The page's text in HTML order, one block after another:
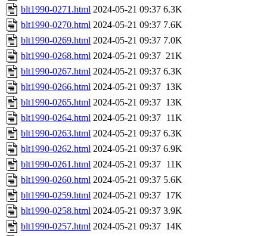
blt1990-0271.html 2024-05-21 09:37 6.3K
blt1990-0270.html 2024-05-21 09:37 7.6K
blt1990-0269.html 2024-05-21 09:37 7.0K
blt1990-0268.html 2024-05-21 09:37 21K
blt1990-0267.html 2024-05-21 09:37 6.3K
blt1990-0266.html 2024-05-21 09:37 13K
blt1990-0265.html 2024-05-21 09:37 13K
blt1990-0264.html 2024-05-21 09:37 11K
blt1990-0263.html 2024-05-21 09:37 6.3K
blt1990-0262.html 2024-05-21 09:37 6.9K
blt1990-0261.html 2024-05-21 09:37 11K
blt1990-0260.html 2024-05-21 09:37 5.6K
blt1990-0259.html 2024-05-21 09:37 17K
blt1990-0258.html 2024-05-21 09:37 3.9K
blt1990-0257.html 2024-05-21 09:37 14K